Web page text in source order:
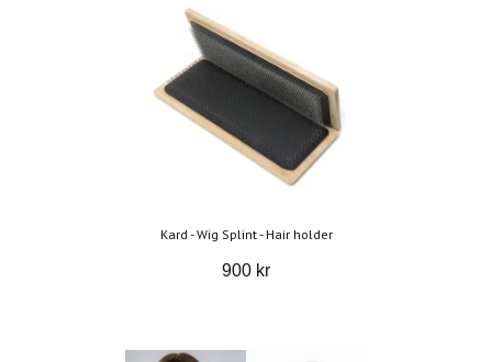
Kard - Wig Splint - Hair holder
900 kr